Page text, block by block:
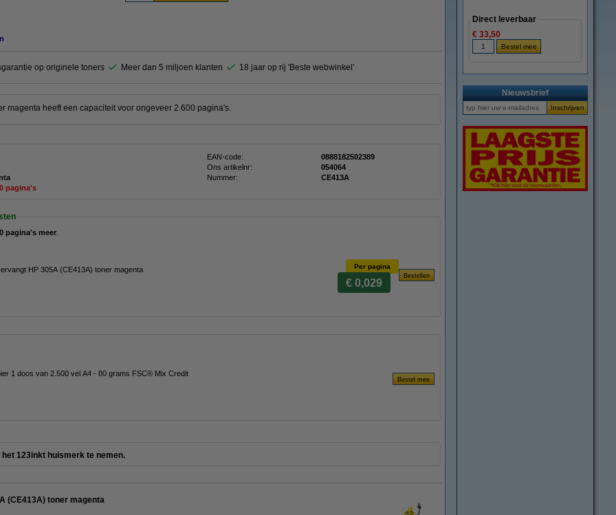
op originele toners Meer dan 5 miljoen klanten 18 jaar op rij 'Beste webwinkel'
magenta heeft een capaciteit voor ongeveer 2.600 pagina's.
EAN-code:
0888182502389
Ons artikelnr:
054064
Nummer:
CE413A
pagina's
pagina's meer
HP 305A (CE413A) toner magenta
Per pagina
€ 0,029
1 doos van 2.500 vel A4 - 80 grams FSC® Mix Credit
123inkt huismerk te nemen.
(CE413A) toner magenta
Direct leverbaar
€ 33,50
Nieuwsbrief